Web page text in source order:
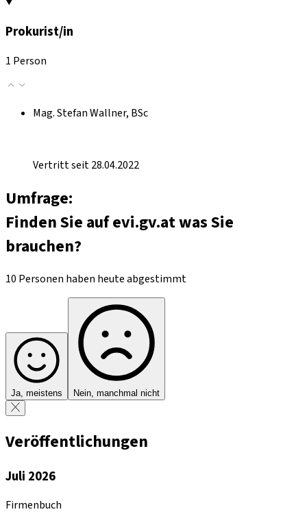
Prokurist/in
1 Person
Mag. Stefan Wallner, BSc
Vertritt seit 28.04.2022
Umfrage:
Finden Sie auf evi.gv.at was Sie
brauchen?
10 Personen haben heute abgestimmt
Ja, meistens Nein, manchmal nicht
Veröffentlichungen
Juli 2026
Firmenbuch